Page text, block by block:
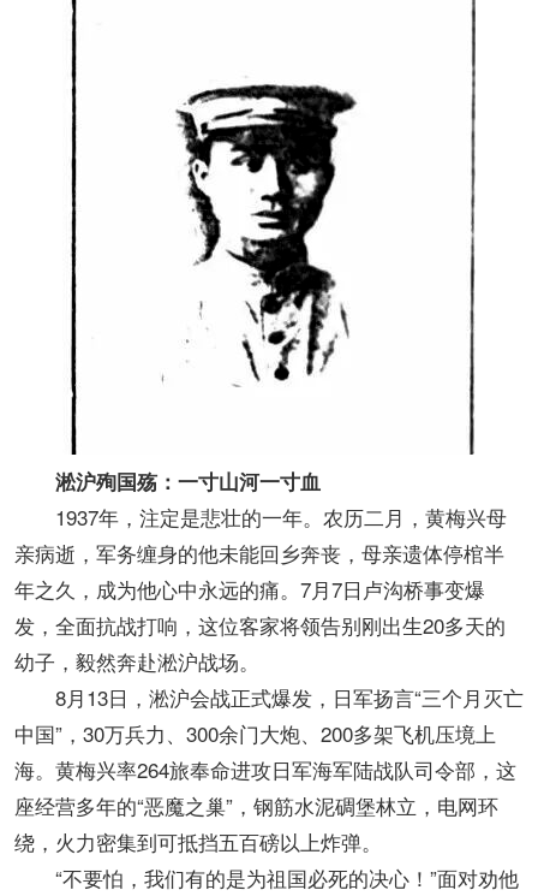
淞沪殉国殇：一寸山河一寸血
1937年，注定是悲壮的一年。农历二月，黄梅兴母
亲病逝，军务缠身的他未能回乡奔丧，母亲遗体停棺半
年之久，成为他心中永远的痛。7月7日卢沟桥事变爆
发，全面抗战打响，这位客家将领告别刚出生20多天的
幼子，毅然奔赴淞沪战场。
8月13日，淞沪会战正式爆发，日军扬言“三个月灭亡
中国”，30万兵力、300余门大炮、200多架飞机压境上
海。黄梅兴率264旅奉命进攻日军海军陆战队司令部，这
座经营多年的“恶魔之巢”，钢筋水泥碉堡林立，电网环
绕，火力密集到可抵挡五百磅以上炸弹。
“不要怕，我们有的是为祖国必死的决心！”面对劝他